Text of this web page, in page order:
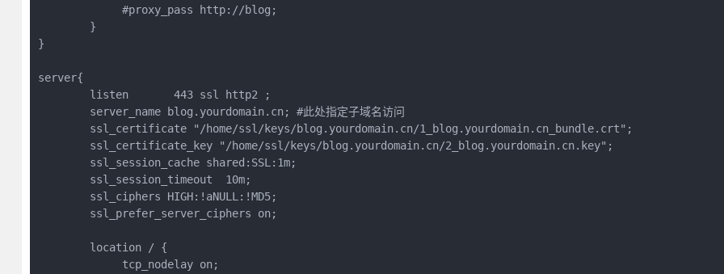
             #proxy_pass http://blog;
        }
}
server{
        listen       443 ssl http2 ;
        server_name blog.yourdomain.cn; #此处指定子域名访问
        ssl_certificate "/home/ssl/keys/blog.yourdomain.cn/1_blog.yourdomain.cn_bundle.crt";
        ssl_certificate_key "/home/ssl/keys/blog.yourdomain.cn/2_blog.yourdomain.cn.key";
        ssl_session_cache shared:SSL:1m;
        ssl_session_timeout  10m;
        ssl_ciphers HIGH:!aNULL:!MD5;
        ssl_prefer_server_ciphers on;
        location / {
             tcp_nodelay on;